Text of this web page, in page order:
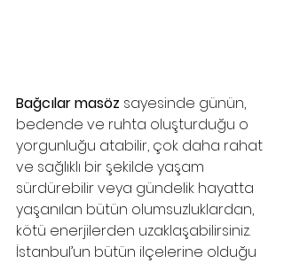
Bağcılar masöz sayesinde günün,
bedende ve ruhta oluşturduğu o
yorgunluğu atabilir, çok daha rahat
ve sağlıklı bir şekilde yaşam
sürdürebilir veya gündelik hayatta
yaşanılan bütün olumsuzluklardan,
kötü enerjilerden uzaklaşabilirsiniz.
İstanbul’un bütün ilçelerine olduğu